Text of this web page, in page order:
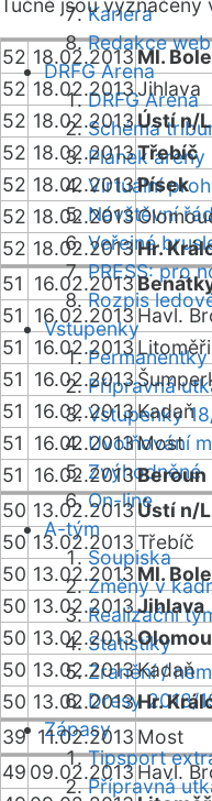
Kariéra
Redakce
DRFG Arena
DRFG Arena
Schéma
Plánek areny
Virtuální
Návštěvní
Veřejné
PRESS: pro
Rozpis
Vstupenky
Permanentky
Přípravná
Vstupenky
Uvolňování
Zvýhodněné
On-line
A-tým
Soupiska
Změny v
Realizační
Statistiky
Zranění /
Dresy 2018/
Zápasy
Tipsport
Přípravná
Tučně jsou vyznačeny
52 18.02.2013 Ml.
52 18.02.2013Jihlava
52 18.02.2013Ústí n/L
52 18.02.2013Třebíč
52 18.02.2013Písek
52 18.02.2013
52 18.02.2013Hr.
51
16.02.2013
51
16.02.2013 Havl.
51
16.02.2013
51
16.02.2013
51
16.02.2013Kadaň
51
16.02.2013Most
51
16.02.2013Beroun
50 13.02.2013Ústí n/L
50 13.02.2013Třebíč
50 13.02.2013 Ml.
50 13.02.2013Jihlava
50 13.02.2013
50 13.02.2013Kadaň
50 13.02.2013Hr.
39 11.02.2013 Most
49 09.02.2013Havl.